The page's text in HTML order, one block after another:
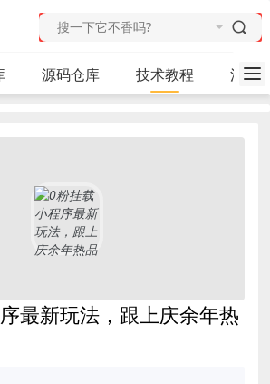
源码仓库 技术教程 活动
最新玩法，跟上庆余年热